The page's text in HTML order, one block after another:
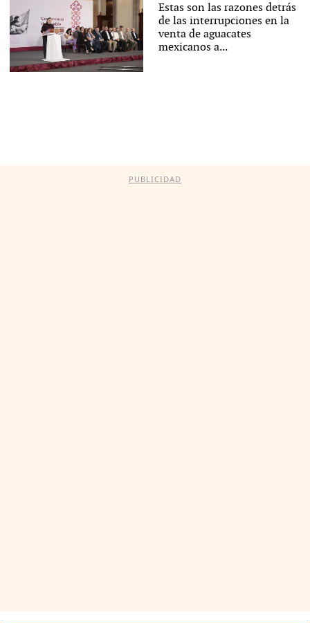
Estas son las razones detrás
de las interrupciones en la
venta de aguacates
mexicanos a...
PUBLICIDAD